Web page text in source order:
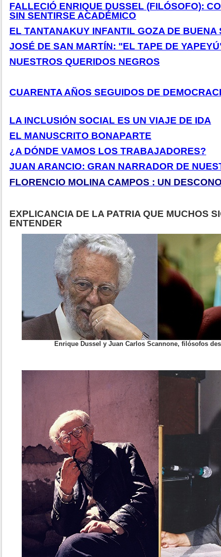
FALLECIÓ ENRIQUE DUSSEL (FILÓSOFO):
SIN SENTIRSE ACADÉMICO
EL TANTANAKUY INFANTIL GOZA DE BUENA
JOSÉ DE SAN MARTÍN: "EL TAPE DE
NUESTROS QUERIDOS NEGROS
CUARENTA AÑOS SEGUIDOS DE
LA INCLUSIÓN SOCIAL ES UN VIAJE DE IDA
EL MANUSCRITO BONAPARTE
¿A DÓNDE VAMOS LOS TRABAJADORES?
JUAN ARANCIO: GRAN NARRADOR DE
FLORENCIO MOLINA CAMPOS : UN
EXPLICANCIA DE LA PATRIA QUE MUCHOS
ENTENDER
Enrique Dussel y Juan Carlos Scannone, filósofos